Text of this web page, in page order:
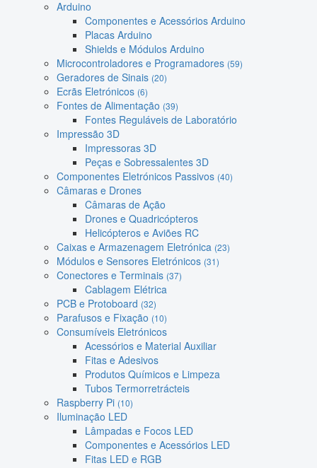
Arduino
Componentes e Acessórios Arduino
Placas Arduino
Shields e Módulos Arduino
Microcontroladores e Programadores (59)
Geradores de Sinais (20)
Ecrãs Eletrónicos (6)
Fontes de Alimentação (39)
Fontes Reguláveis de Laboratório
Impressão 3D
Impressoras 3D
Peças e Sobressalentes 3D
Componentes Eletrónicos Passivos (40)
Câmaras e Drones
Câmaras de Ação
Drones e Quadricópteros
Helicópteros e Aviões RC
Caixas e Armazenagem Eletrónica (23)
Módulos e Sensores Eletrónicos (31)
Conectores e Terminais (37)
Cablagem Elétrica
PCB e Protoboard (32)
Parafusos e Fixação (10)
Consumíveis Eletrónicos
Acessórios e Material Auxiliar
Fitas e Adesivos
Produtos Químicos e Limpeza
Tubos Termorretrácteis
Raspberry Pi (10)
Iluminação LED
Lâmpadas e Focos LED
Componentes e Acessórios LED
Fitas LED e RGB